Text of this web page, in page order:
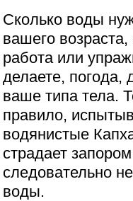
Сколько воды
вашего
работа или
делаете, погода,
ваше типа тела.
правило,
водянистые
страдает
следовательно
воды.